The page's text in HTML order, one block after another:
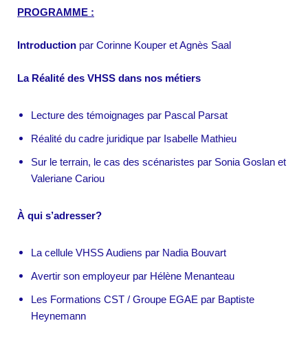
PROGRAMME :
Introduction par Corinne Kouper et Agnès Saal
La Réalité des VHSS dans nos métiers
Lecture des témoignages par Pascal Parsat
Réalité du cadre juridique par Isabelle Mathieu
Sur le terrain, le cas des scénaristes par Sonia Goslan et
Valeriane Cariou
À qui s’adresser?
La cellule VHSS Audiens par Nadia Bouvart
Avertir son employeur par Hélène Menanteau
Les Formations CST / Groupe EGAE par Baptiste
Heynemann